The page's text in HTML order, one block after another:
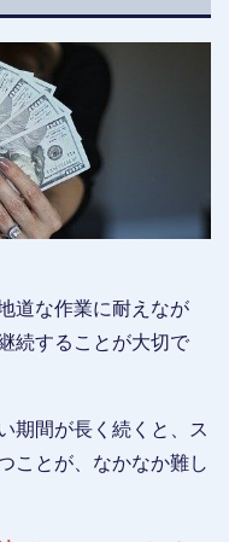
道な作業に耐えなが
続することが大切で
期間が長く続くと、ス
ことが、なかなか難し